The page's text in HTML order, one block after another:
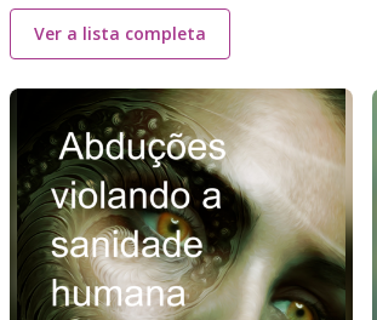
Ver a lista completa